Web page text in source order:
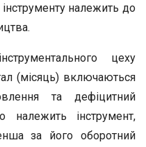
інструменту належить до
цеху
(місяць) включаються
та дефіцитний
належить інструмент,
за його оборотний